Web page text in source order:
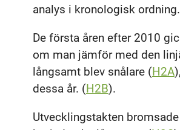
analys i kronologisk ordning.
De första åren efter 2010
om man jämför med den
långsamt blev snålare (H2A
dessa år. (H2B).
Utvecklingstakten